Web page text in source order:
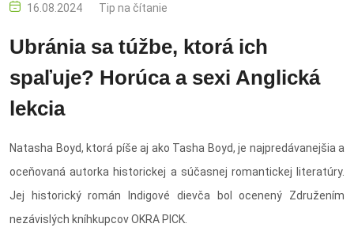
16.08.2024 Tip na čítanie
Ubránia sa túžbe, ktorá ich
spaľuje? Horúca a sexi Anglická
lekcia
Natasha Boyd, ktorá píše aj ako Tasha Boyd, je najpredávanejšia a
oceňovaná autorka historickej a súčasnej romantickej literatúry.
Jej historický román Indigové dievča bol ocenený Združením
nezávislých kníhkupcov OKRA PICK.